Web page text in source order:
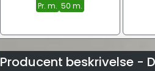
Pr. m. 50 m.
Producent beskrivelse -